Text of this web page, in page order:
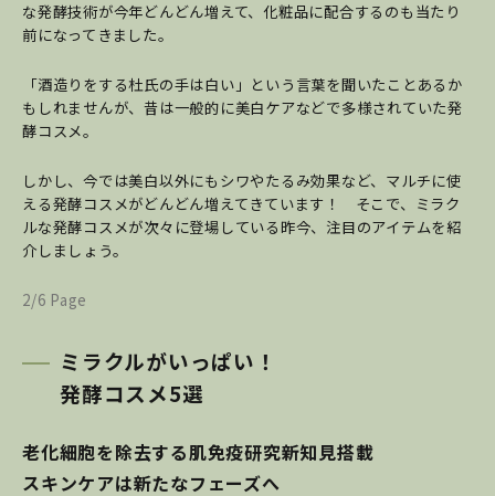
な発酵技術が今年どんどん増えて、化粧品に配合するのも当たり
前になってきました。
「酒造りをする杜氏の手は白い」という言葉を聞いたことあるか
もしれませんが、昔は一般的に美白ケアなどで多様されていた発
酵コスメ。
しかし、今では美白以外にもシワやたるみ効果など、マルチに使
える発酵コスメがどんどん増えてきています！ そこで、ミラク
ルな発酵コスメが次々に登場している昨今、注目のアイテムを紹
介しましょう。
2/6 Page
ミラクルがいっぱい！
発酵コスメ5選
老化細胞を除去する肌免疫研究新知見搭載
スキンケアは新たなフェーズへ